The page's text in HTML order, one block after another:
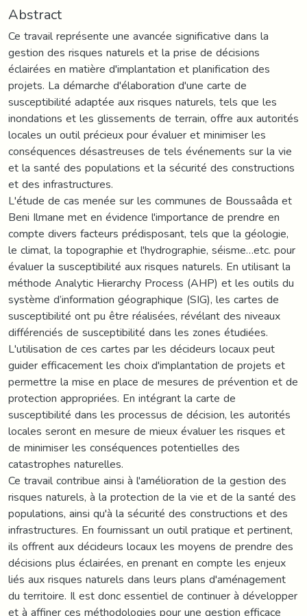
Abstract
Ce travail représente une avancée significative dans la
gestion des risques naturels et la prise de décisions
éclairées en matière d'implantation et planification des
projets. La démarche d'élaboration d'une carte de
susceptibilité adaptée aux risques naturels, tels que les
inondations et les glissements de terrain, offre aux autorités
locales un outil précieux pour évaluer et minimiser les
conséquences désastreuses de tels événements sur la vie
et la santé des populations et la sécurité des constructions
et des infrastructures.
L'étude de cas menée sur les communes de Boussaâda et
Beni Ilmane met en évidence l'importance de prendre en
compte divers facteurs prédisposant, tels que la géologie,
le climat, la topographie et l'hydrographie, séisme…etc. pour
évaluer la susceptibilité aux risques naturels. En utilisant la
méthode Analytic Hierarchy Process (AHP) et les outils du
système d’information géographique (SIG), les cartes de
susceptibilité ont pu être réalisées, révélant des niveaux
différenciés de susceptibilité dans les zones étudiées.
L'utilisation de ces cartes par les décideurs locaux peut
guider efficacement les choix d'implantation de projets et
permettre la mise en place de mesures de prévention et de
protection appropriées. En intégrant la carte de
susceptibilité dans les processus de décision, les autorités
locales seront en mesure de mieux évaluer les risques et
de minimiser les conséquences potentielles des
catastrophes naturelles.
Ce travail contribue ainsi à l'amélioration de la gestion des
risques naturels, à la protection de la vie et de la santé des
populations, ainsi qu'à la sécurité des constructions et des
infrastructures. En fournissant un outil pratique et pertinent,
ils offrent aux décideurs locaux les moyens de prendre des
décisions plus éclairées, en prenant en compte les enjeux
liés aux risques naturels dans leurs plans d'aménagement
du territoire. Il est donc essentiel de continuer à développer